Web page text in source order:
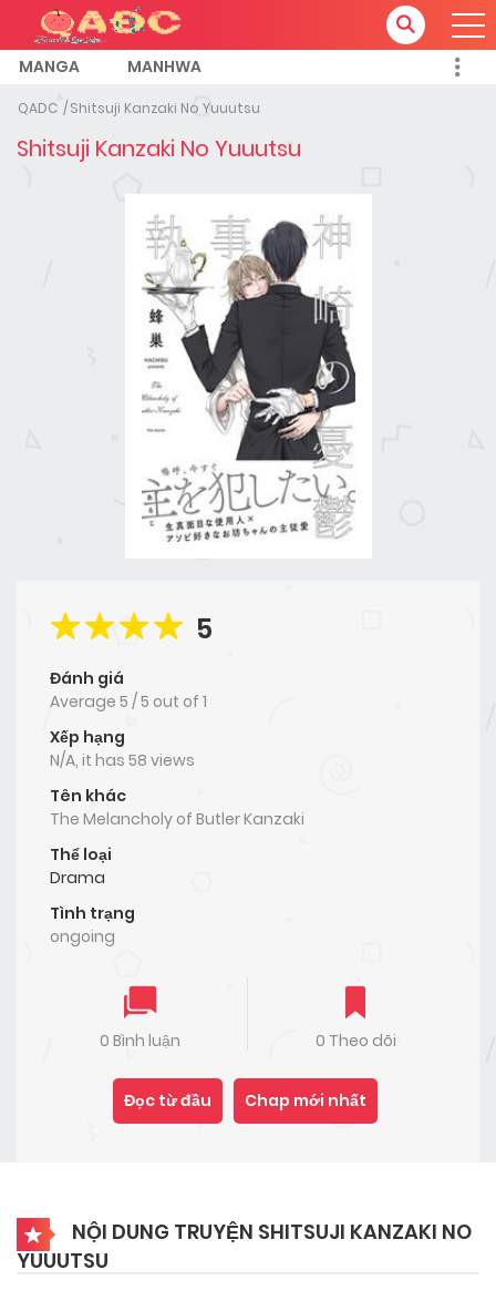
MANGA MANHWA
QADC Shitsuji Kanzaki No Yuuutsu
Shitsuji Kanzaki No Yuuutsu
5
Đánh giá
Average 5 /5 out of 1
Xếp hạng
N/A, it has 58 views
Tên khác
The Melancholy of Butler Kanzaki
Thể loại
Drama
Tình trạng
ongoing
0 Bình luận 0 Theo dõi
Đọc từ đầu Chap mới nhất
NỘI DUNG TRUYỆN SHITSUJI KANZAKI NO
YUUUTSU